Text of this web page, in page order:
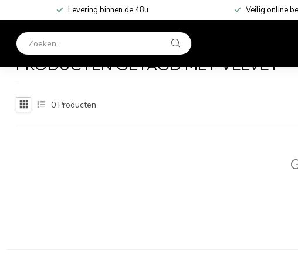
Levering binnen de 48u Veilig online
KLEDING
Home / Tags
PRODUCTEN GETAGD MET VELVET
0 Producten